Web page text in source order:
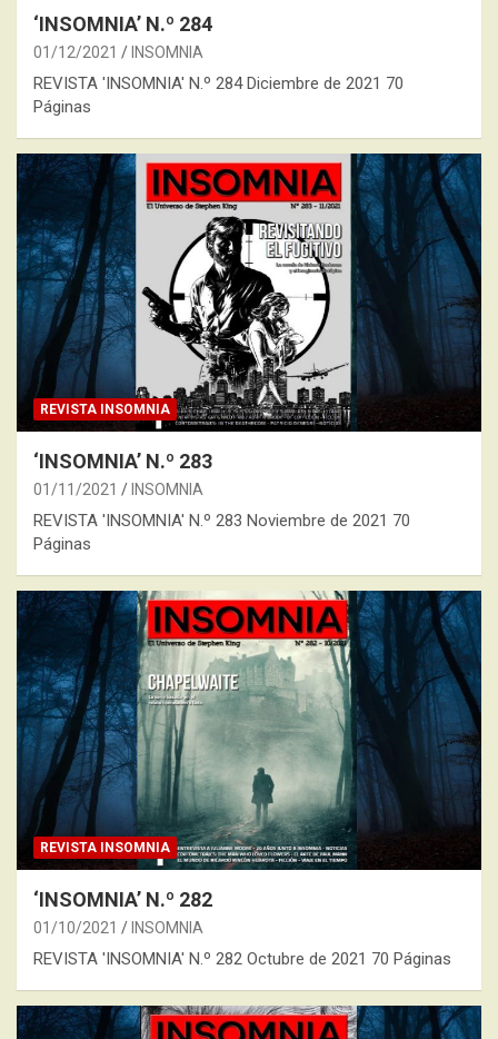
‘INSOMNIA’ N.º 284
01/12/2021 INSOMNIA
REVISTA 'INSOMNIA' N.º 284 Diciembre de 2021 70
Páginas
REVISTA INSOMNIA
‘INSOMNIA’ N.º 283
01/11/2021 INSOMNIA
REVISTA 'INSOMNIA' N.º 283 Noviembre de 2021 70
Páginas
REVISTA INSOMNIA
‘INSOMNIA’ N.º 282
01/10/2021 INSOMNIA
REVISTA 'INSOMNIA' N.º 282 Octubre de 2021 70 Páginas